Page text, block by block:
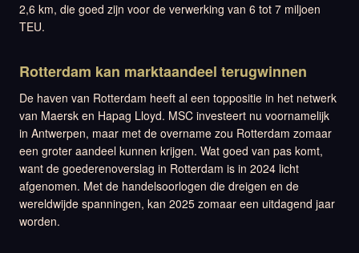
2,6 km, die goed zijn voor de verwerking van 6 tot 7 miljoen
TEU.
Rotterdam kan marktaandeel terugwinnen
De haven van Rotterdam heeft al een toppositie in het netwerk
van Maersk en Hapag Lloyd. MSC investeert nu voornamelijk
in Antwerpen, maar met de overname zou Rotterdam zomaar
een groter aandeel kunnen krijgen. Wat goed van pas komt,
want de goederenoverslag in Rotterdam is in 2024 licht
afgenomen. Met de handelsoorlogen die dreigen en de
wereldwijde spanningen, kan 2025 zomaar een uitdagend jaar
worden.